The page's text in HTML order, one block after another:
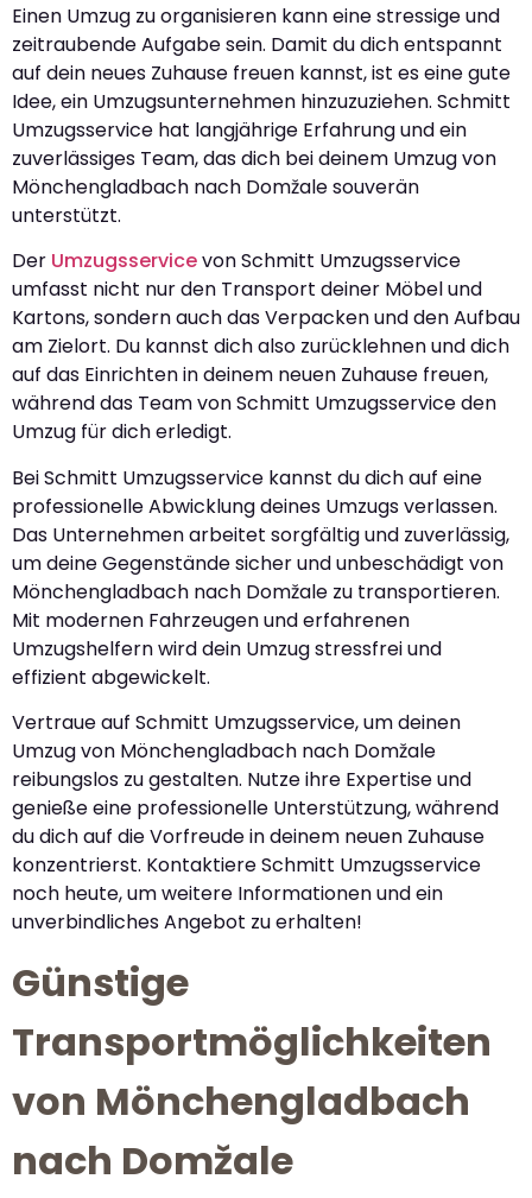
Einen Umzug zu organisieren kann eine stressige und
zeitraubende Aufgabe sein. Damit du dich entspannt
auf dein neues Zuhause freuen kannst, ist es eine gute
Idee, ein Umzugsunternehmen hinzuzuziehen. Schmitt
Umzugsservice hat langjährige Erfahrung und ein
zuverlässiges Team, das dich bei deinem Umzug von
Mönchengladbach nach Domžale souverän
unterstützt.
Der Umzugsservicevon Schmitt Umzugsservice
umfasst nicht nur den Transport deiner Möbel und
Kartons, sondern auch das Verpacken und den Aufbau
am Zielort. Du kannst dich also zurücklehnen und dich
auf das Einrichten in deinem neuen Zuhause freuen,
während das Team von Schmitt Umzugsservice den
Umzug für dich erledigt.
Bei Schmitt Umzugsservice kannst du dich auf eine
professionelle Abwicklung deines Umzugs verlassen.
Das Unternehmen arbeitet sorgfältig und zuverlässig,
um deine Gegenstände sicher und unbeschädigt von
Mönchengladbach nach Domžale zu transportieren.
Mit modernen Fahrzeugen und erfahrenen
Umzugshelfern wird dein Umzug stressfrei und
effizient abgewickelt.
Vertraue auf Schmitt Umzugsservice, um deinen
Umzug von Mönchengladbach nach Domžale
reibungslos zu gestalten. Nutze ihre Expertise und
genieße eine professionelle Unterstützung, während
du dich auf die Vorfreude in deinem neuen Zuhause
konzentrierst. Kontaktiere Schmitt Umzugsservice
noch heute, um weitere Informationen und ein
unverbindliches Angebot zu erhalten!
Günstige
Transportmöglichkeiten
von Mönchengladbach
nach Domžale